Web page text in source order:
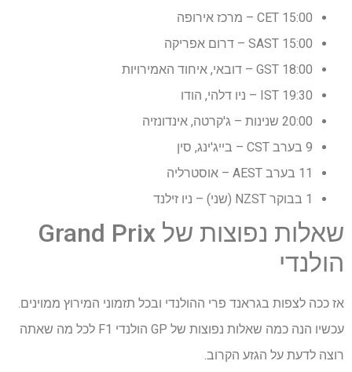
15:00 CET – מרכז אירופה
15:00 SAST – דרום אפריקה
18:00 GST – דובאי, איחוד האמירויות
19:30 IST – ניו דלהי, הודו
20:00 שנינות – ג'קרטה, אינדונזיה
9 בערב CST – בייג'ינג, סין
11 בערב AEST – אוסטרליה
1 בבוקר NZST (שני) – ניו זילנד
שאלות נפוצות של Grand Prix
הולנדי
אז ככה לצפות בגראנד פרי ההולנדי ובכל תזמוני המירוץ ממוינים.
עכשיו הנה כמה שאלות נפוצות של GP הולנדי F1 לכל מה שאתה
רוצה לדעת על הגזע הקרוב.